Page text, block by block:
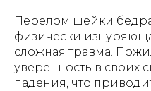
Перелом шейки
физически
сложная травма.
уверенность в своих
падения, что